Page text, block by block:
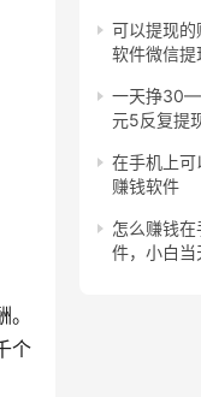
个
可以提现
软件微信提
一天挣
元5反复提
在手机上
赚钱软件
怎么赚钱
件，小白